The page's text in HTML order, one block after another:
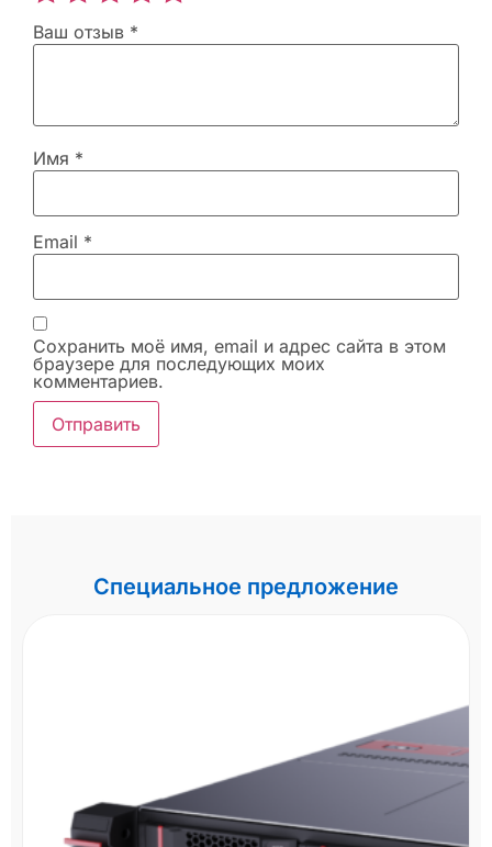
Ваш отзыв *
Имя *
Email *
Сохранить моё имя, email и адрес сайта в этом
браузере для последующих моих
комментариев.
Специальное предложение